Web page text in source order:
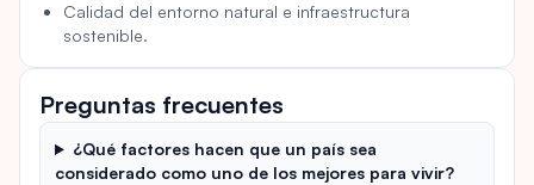
Calidad del entorno natural e infraestructura
sostenible.
Preguntas frecuentes
¿Qué factores hacen que un país sea
considerado como uno de los mejores para vivir?